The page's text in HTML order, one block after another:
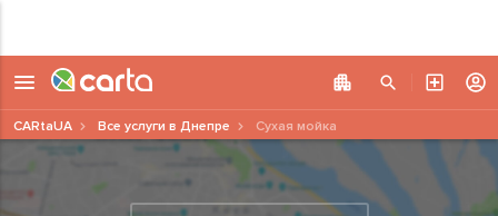
CARtaUA Все услуги в Днепре Сухая мойка